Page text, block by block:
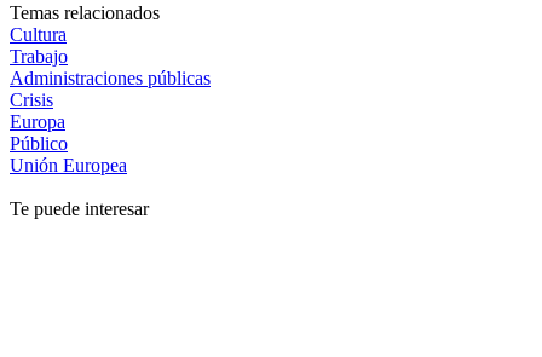
Temas relacionados
Cultura
Trabajo
Administraciones públicas
Crisis
Europa
Público
Unión Europea
Te puede interesar